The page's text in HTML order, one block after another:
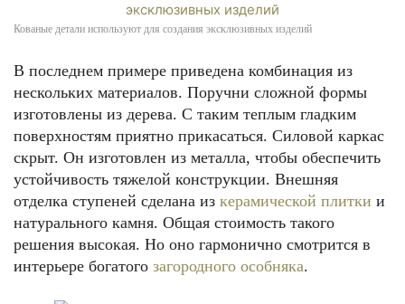
Кованые детали используют для создания эксклюзивных изделий
В последнем примере приведена комбинация из
нескольких материалов. Поручни сложной формы
изготовлены из дерева. С таким теплым гладким
поверхностям приятно прикасаться. Силовой каркас
скрыт. Он изготовлен из металла, чтобы обеспечить
устойчивость тяжелой конструкции. Внешняя
отделка ступеней сделана из керамической плитки и
натурального камня. Общая стоимость такого
решения высокая. Но оно гармонично смотрится в
интерьере богатого загородного особняка.